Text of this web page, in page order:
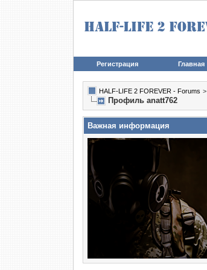
Регистрация Главная
HALF-LIFE 2 FOREVER - Forums >
Профиль anatt762
Важная информация